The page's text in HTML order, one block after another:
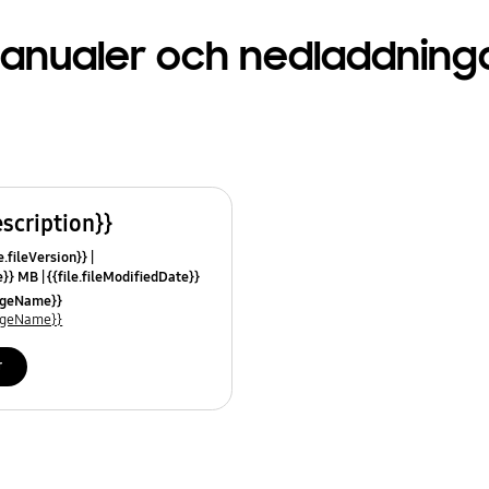
och
MB {{file.fileModifiedDate}}